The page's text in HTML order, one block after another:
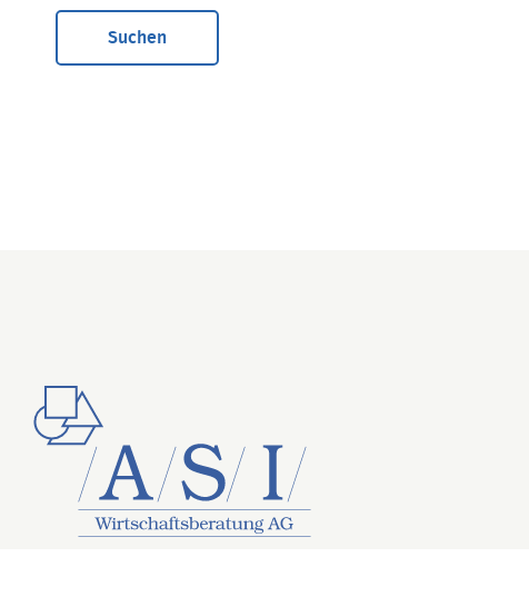
Suchen